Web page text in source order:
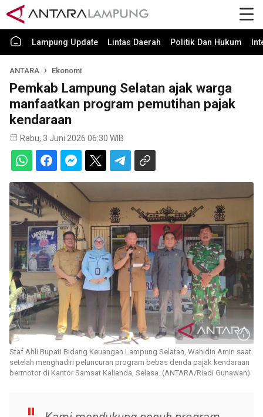
Lampung Update Lintas Daerah Politik Dan Hukum
ANTARA Ekonomi
Pemkab Lampung Selatan ajak warga
manfaatkan program pemutihan pajak
kendaraan
Rabu, 3 Juni 2026 06:30 WIB
Staf Ahli Bupati Bidang Keuangan Lampung Selatan, Wahidin Amin saat
setelah menghadiri peluncuran program bebas denda pajak kendaraan
bermotor di Kantor Samsat Kalianda, Selasa. (ANTARA/Riadi Gunawan)